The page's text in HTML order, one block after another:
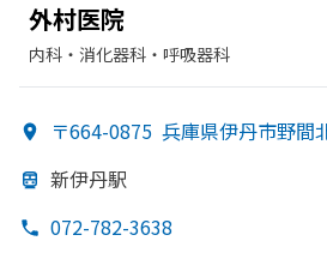
外村医院
内科・​消化器科・​呼吸器科
〒664-0875 兵庫県伊丹市野間
新伊丹駅
072-782-3638